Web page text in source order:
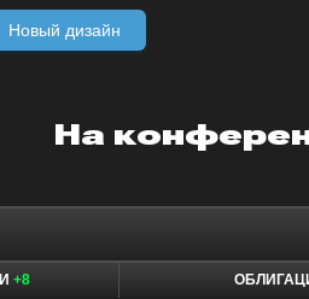
Новый дизайн
+8